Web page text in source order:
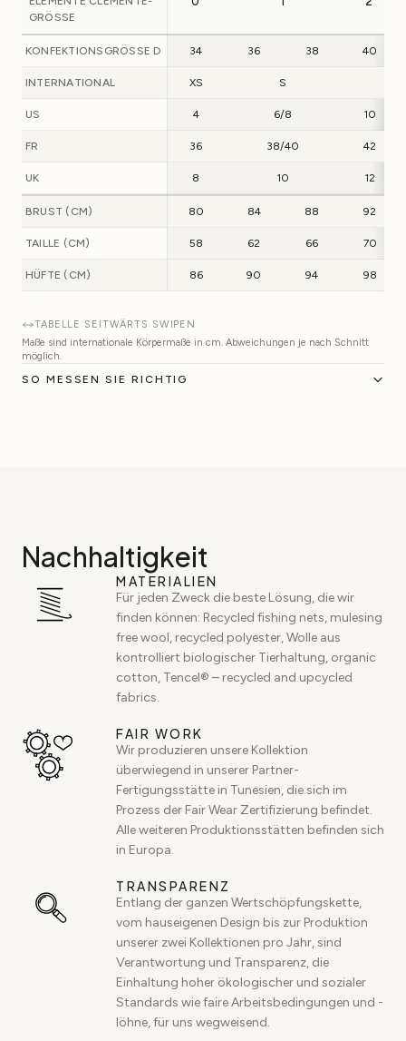
GRÖSSE
KONFEKTIONSGRÖSSE D 34 36 38 40
INTERNATIONAL XS S
US 4 6/8 10
FR 36 38/40 42
UK 8 10 12
BRUST (CM) 80 84 88 92
TAILLE (CM) 58 62 66 70
HÜFTE (CM) 86 90 94 98
TABELLE SEITWÄRTS SWIPEN
Maße sind internationale Körpermaße in cm. Abweichungen je nach Schnitt
möglich.
SO MESSEN SIE RICHTIG
Nachhaltigkeit
MATERIALIEN
Für jeden Zweck die beste Lösung, die wir
finden können: Recycled fishing nets, mulesing
free wool, recycled polyester, Wolle aus
kontrolliert biologischer Tierhaltung, organic
cotton, Tencel® – recycled and upcycled
fabrics.
FAIR WORK
Wir produzieren unsere Kollektion
überwiegend in unserer Partner-
Fertigungsstätte in Tunesien, die sich im
Prozess der Fair Wear Zertifizierung befindet.
Alle weiteren Produktionsstätten befinden sich
in Europa.
TRANSPARENZ
Entlang der ganzen Wertschöpfungskette,
vom hauseigenen Design bis zur Produktion
unserer zwei Kollektionen pro Jahr, sind
Verantwortung und Transparenz, die
Einhaltung hoher ökologischer und sozialer
Standards wie faire Arbeitsbedingungen und -
löhne, für uns wegweisend.